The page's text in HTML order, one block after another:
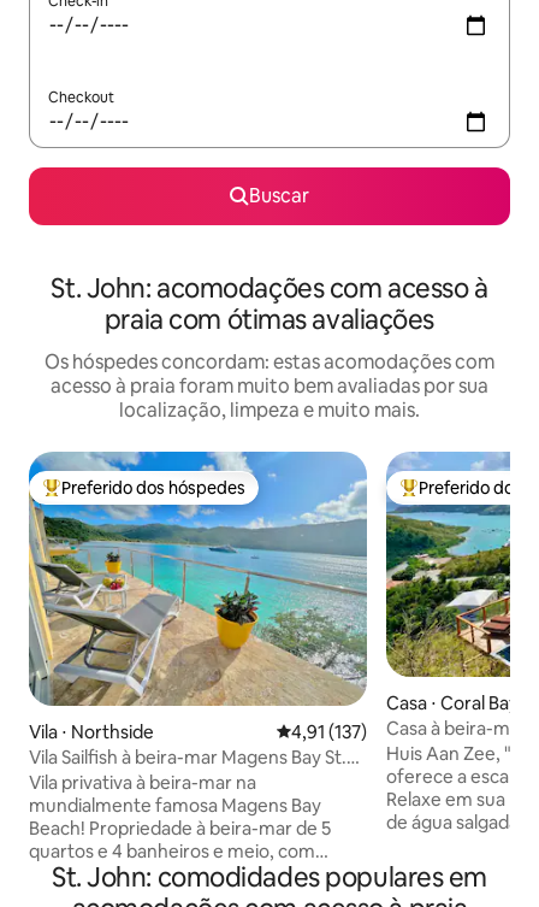
Checkout
Buscar
St. John: acomodações com acesso à
praia com ótimas avaliações
Os hóspedes concordam: estas acomodações com
acesso à praia foram muito bem avaliadas por sua
localização, limpeza e muito mais.
Entre os melhores preferidos dos hóspedes
Preferido dos hóspedes
Vila ⋅ Northside 4,91 de uma avaliação média de
4,91 (137)
Vila Sailfish à beira-mar Magens Bay St.
Thomas!
Vila privativa à beira-mar na
mundialmente famosa Magens Bay
Beach! Propriedade à beira-mar de 5
quartos e 4 banheiros e meio, com
acesso direto à praia. Oferece um chalé
à beira-mar de 1 quarto/1 banheiro que
Entre os
Preferido dos
Casa ⋅ Coral Bay
Casa à beira-mar
ar-condicionado
Huis Aan Zee,
oferece a
Relaxe em sua
de água salgada
moderna
do Buraco do
St. John: comodidades populares em